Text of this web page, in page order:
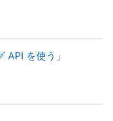
API を使う 」